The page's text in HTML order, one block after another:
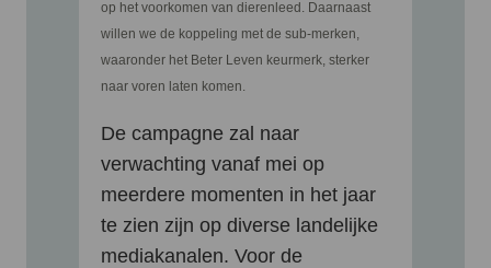
op het voorkomen van dierenleed. Daarnaast
willen we de koppeling met de sub-merken,
waaronder het Beter Leven keurmerk, sterker
naar voren laten komen.
De campagne zal naar
verwachting vanaf mei op
meerdere momenten in het jaar
te zien zijn op diverse landelijke
mediakanalen. Voor de